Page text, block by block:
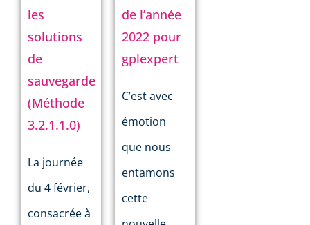
les
solutions
de
sauvegarde
(Méthode
3.2.1.1.0)
La journée
du 4 février,
consacrée à
de l’année
2022 pour
gplexpert
C’est avec
émotion
que nous
entamons
cette